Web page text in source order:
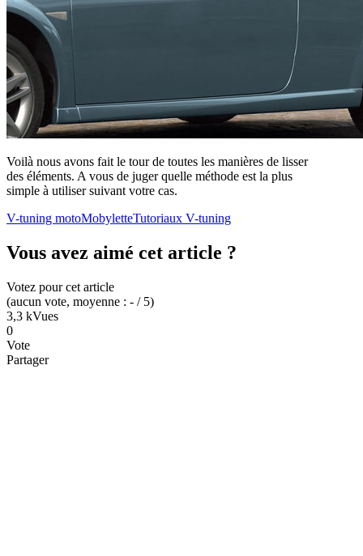
Voilà nous avons fait le tour de toutes les manières de lisser
des éléments. A vous de juger quelle méthode est la plus
simple à utiliser suivant votre cas.
V-tuning motoMobyletteTutoriaux V-tuning
Vous avez aimé cet article ?
Votez pour cet article
(aucun vote, moyenne : - / 5)
3,3 kVues
0
Vote
Partager